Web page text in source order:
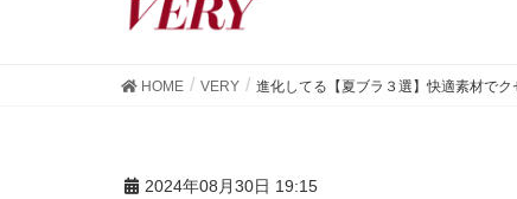
HOME VERY 進化してる【夏ブラ３選】快適素材でク
2024年08月30日 19:15